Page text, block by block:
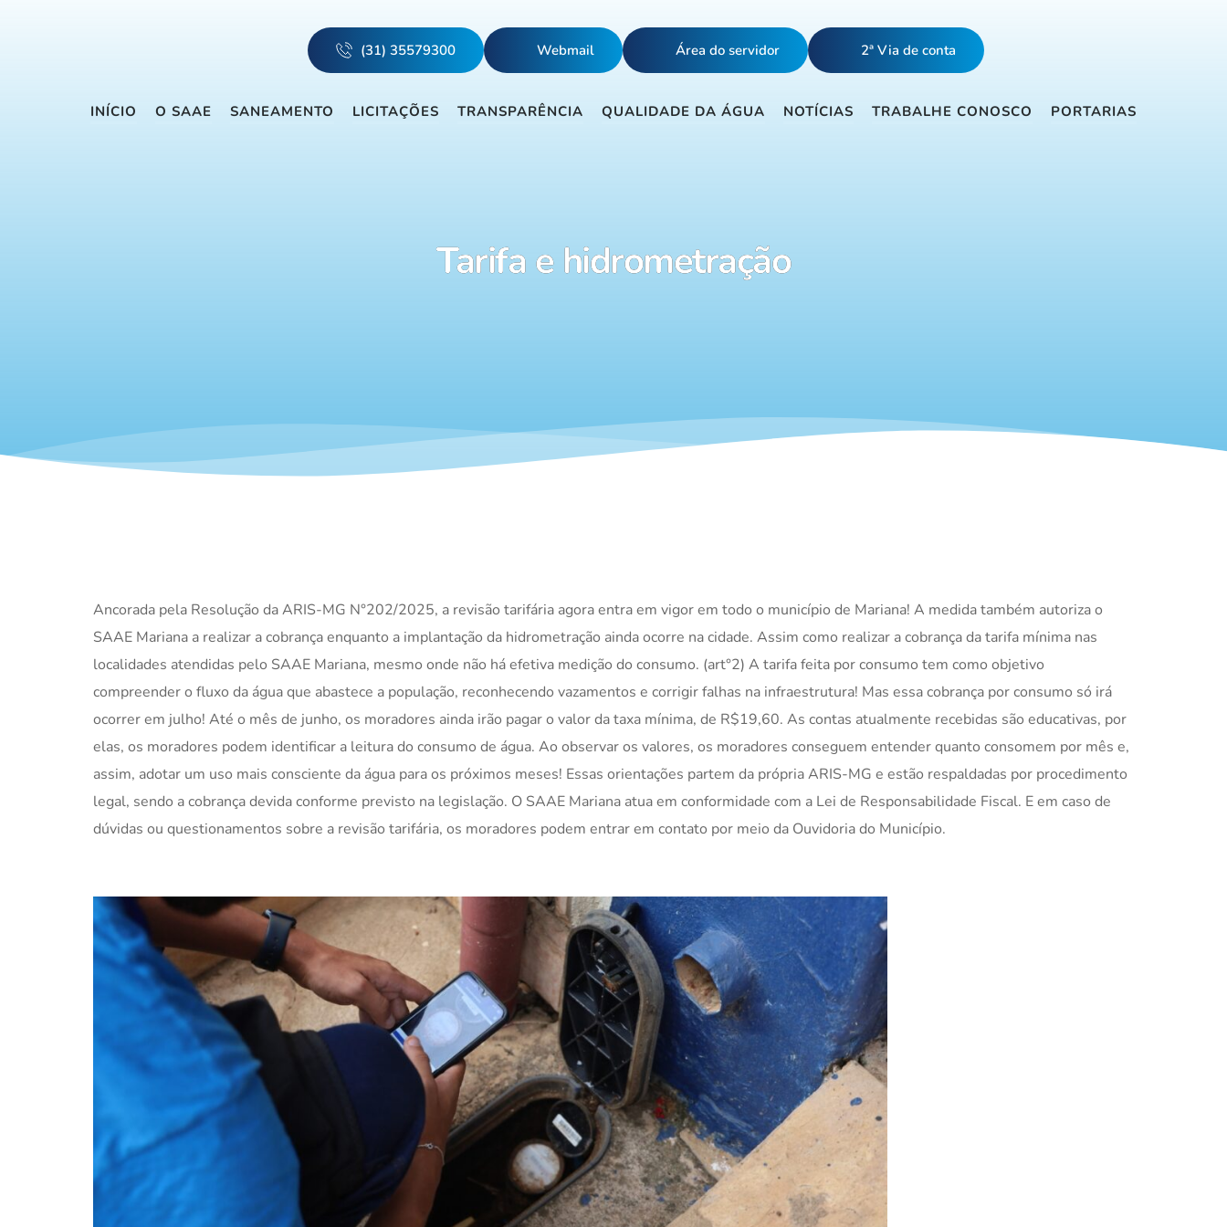
(31) 35579300 Webmail Área do servidor 2ª Via de conta
INÍCIO O SAAE SANEAMENTO LICITAÇÕES TRANSPARÊNCIA QUALIDADE DA ÁGUA NOTÍCIAS TRABALHE CONOSCO PORTARIAS
Tarifa e hidrometração
Ancorada pela Resolução da ARIS-MG N°202/2025, a revisão tarifária agora entra em vigor em todo o município de Mariana! A medida também autoriza o
SAAE Mariana a realizar a cobrança enquanto a implantação da hidrometração ainda ocorre na cidade. Assim como realizar a cobrança da tarifa mínima nas
localidades atendidas pelo SAAE Mariana, mesmo onde não há efetiva medição do consumo. (art°2) A tarifa feita por consumo tem como objetivo
compreender o fluxo da água que abastece a população, reconhecendo vazamentos e corrigir falhas na infraestrutura! Mas essa cobrança por consumo só irá
ocorrer em julho! Até o mês de junho, os moradores ainda irão pagar o valor da taxa mínima, de R$19,60. As contas atualmente recebidas são educativas, por
elas, os moradores podem identificar a leitura do consumo de água. Ao observar os valores, os moradores conseguem entender quanto consomem por mês e,
assim, adotar um uso mais consciente da água para os próximos meses! Essas orientações partem da própria ARIS-MG e estão respaldadas por procedimento
legal, sendo a cobrança devida conforme previsto na legislação. O SAAE Mariana atua em conformidade com a Lei de Responsabilidade Fiscal. E em caso de
dúvidas ou questionamentos sobre a revisão tarifária, os moradores podem entrar em contato por meio da Ouvidoria do Município.